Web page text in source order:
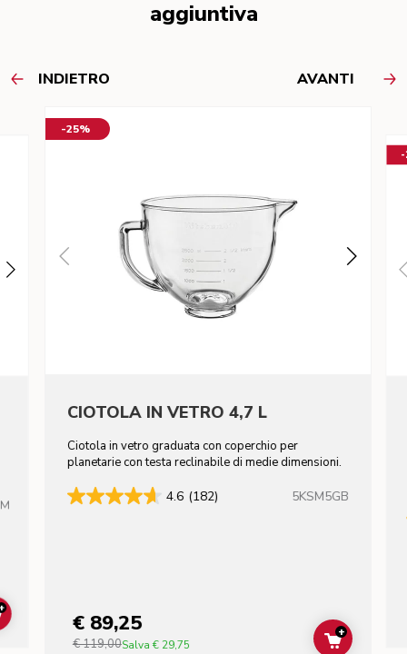
aggiuntiva
INDIETRO AVANTI
ADD TO CART
-25%
CIOTOLA IN VETRO 4,7 L
Ciotola in vetro graduata con coperchio per
planetarie con testa reclinabile di medie dimensioni.
4.6 (182) 5KSM5GB
€ 89,25
€ 119,00Salva € 29,75 ADD TO
+
-